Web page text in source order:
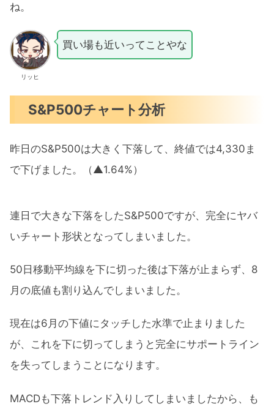
ね。
リッヒ
買い場も近いってことやな
S&P500チャート分析
昨日のS&P500は大きく下落して、終値では4,330ま
で下げました。（▲1.64%）
連日で大きな下落をしたS&P500ですが、完全にヤバ
いチャート形状となってしまいました。
50日移動平均線を下に切った後は下落が止まらず、8
月の底値も割り込んでしまいました。
現在は6月の下値にタッチした水準で止まりました
が、これを下に切ってしまうと完全にサポートライン
を失ってしまうことになります。
MACDも下落トレンド入りしてしまいましたから、も